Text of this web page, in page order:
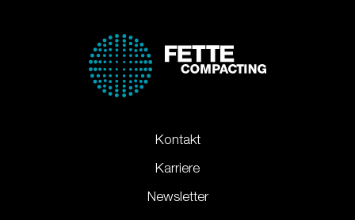
Kontakt
Karriere
Newsletter